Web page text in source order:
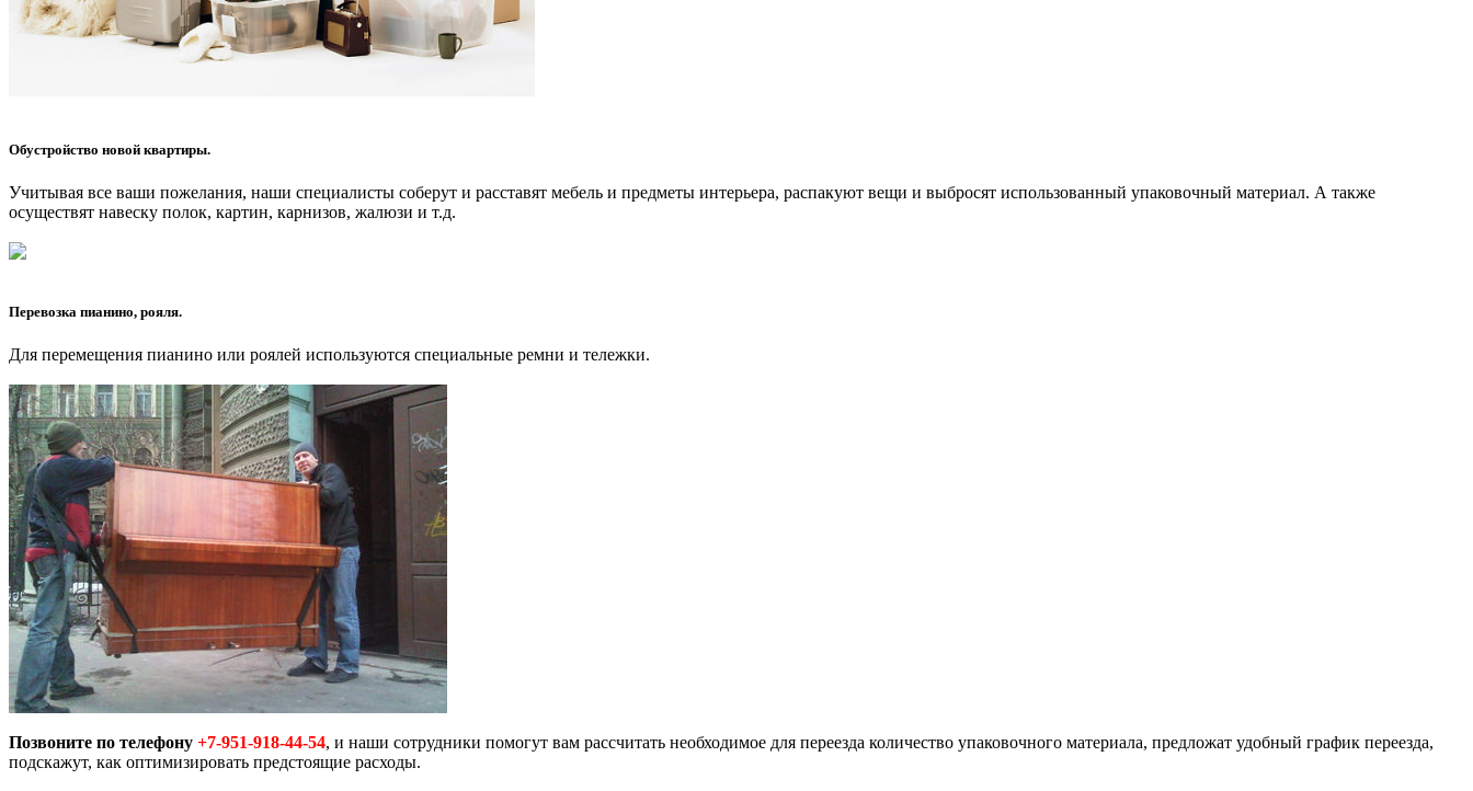
Обустройство новой квартиры.
Учитывая все ваши пожелания, наши специалисты соберут и расставят мебель и предметы интерьера, распакуют вещи и выбросят использованный упаковочный материал. А также
осуществят навеску полок, картин, карнизов, жалюзи и т.д.
Перевозка пианино, рояля.
Для перемещения пианино или роялей используются специальные ремни и тележки.
Позвоните по телефону +7-951-918-44-54, и наши сотрудники помогут вам рассчитать необходимое для переезда количество упаковочного материала, предложат удобный график переезда,
подскажут, как оптимизировать предстоящие расходы.